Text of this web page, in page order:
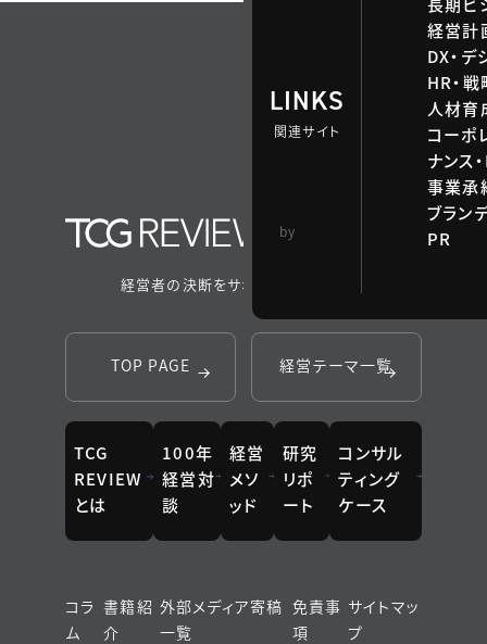
LINKS
関連サイト
経営計
DX・デ
HR・
人材育
コーポ
ナンス
事業承
ブラン
PR
by
経営者の決断をサポートするメディア
TOP PAGE 経営テーマ一覧
TCG
REVIEW
とは
100年
経営対
談
経営
メソ
ッド
研究
リポ
ート
コンサル
ティング
ケース
コラ
ム
書籍紹
介
外部メディア寄稿
一覧
免責事
項
サイトマッ
プ